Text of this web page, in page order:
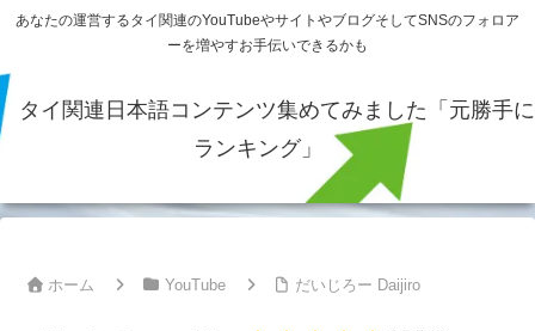
あなたの運営するタイ関連のYouTubeやサイトやブログそしてSNSのフォロア
ーを増やすお手伝いできるかも
タイ関連日本語コンテンツ集めてみました「元勝手に
ランキング」
ホーム YouTube だいじろー Daijiro